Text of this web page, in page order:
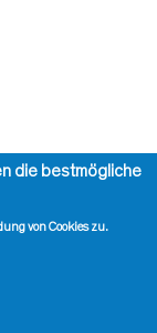
die bestmögliche
von Cookies zu.